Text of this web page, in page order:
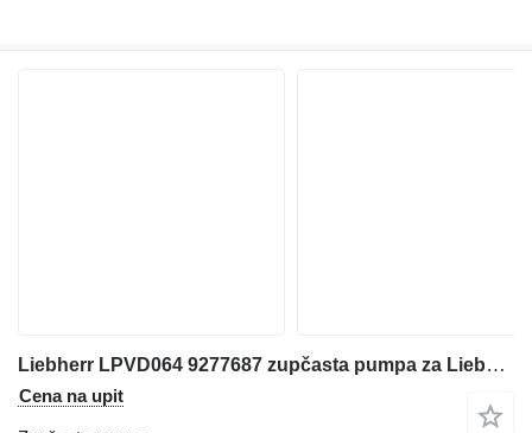
Liebherr LPVD064 9277687 zupčasta pumpa za Liebherr A900LI bagera
Cena na upit